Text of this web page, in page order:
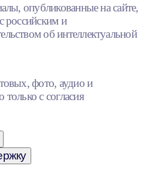
опубликованные на сайте,
российским и
об интеллектуальной
фото, аудио и
с согласия